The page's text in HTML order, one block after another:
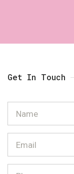
Get In Touch